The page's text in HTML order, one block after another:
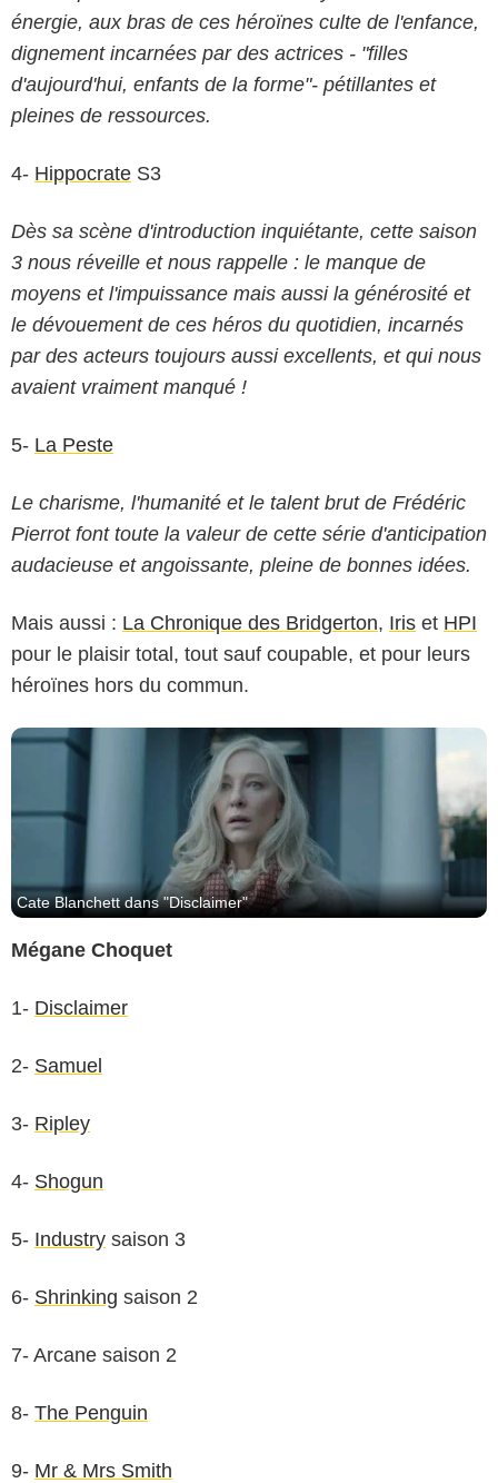
énergie, aux bras de ces héroïnes culte de l'enfance,
dignement incarnées par des actrices - "filles
d'aujourd'hui, enfants de la forme"- pétillantes et
pleines de ressources.
4- Hippocrate S3
Dès sa scène d'introduction inquiétante, cette saison
3 nous réveille et nous rappelle : le manque de
moyens et l'impuissance mais aussi la générosité et
le dévouement de ces héros du quotidien, incarnés
par des acteurs toujours aussi excellents, et qui nous
avaient vraiment manqué !
5- La Peste
Le charisme, l'humanité et le talent brut de Frédéric
Pierrot font toute la valeur de cette série d'anticipation
audacieuse et angoissante, pleine de bonnes idées.
Mais aussi : La Chronique des Bridgerton, Iris et HPI
pour le plaisir total, tout sauf coupable, et pour leurs
héroïnes hors du commun.
Cate Blanchett dans "Disclaimer"
Mégane Choquet
1- Disclaimer
2- Samuel
3- Ripley
4- Shogun
5- Industry saison 3
6- Shrinking saison 2
7- Arcane saison 2
8- The Penguin
9- Mr & Mrs Smith